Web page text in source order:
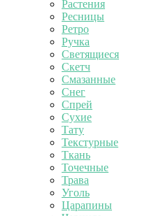
Растения
Ресницы
Ретро
Ручка
Светящиеся
Скетч
Смазанные
Снег
Спрей
Сухие
Тату
Текстурные
Ткань
Точечные
Трава
Уголь
Царапины